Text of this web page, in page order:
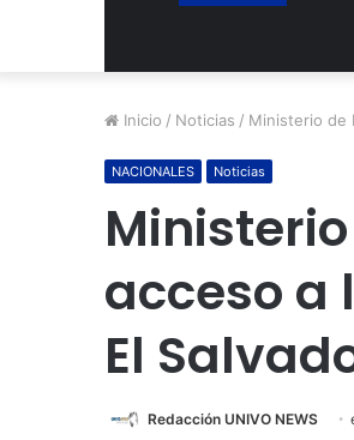
Inicio / Noticias / Ministerio de
NACIONALES Noticias
acceso a
El
Redacción UNIVO NEWS